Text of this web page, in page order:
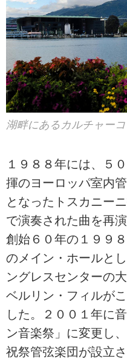
湖畔にあるカルチャー
１９８８年には、５
揮のヨーロッパ室内
となったトスカニー
で演奏された曲を再
創始６０年の１９９
のメイン・ホールと
ングレスセンターの
ベルリン・フィルが
した。２００１年に
ン音楽祭」に変更し
祝祭管弦楽団が設立